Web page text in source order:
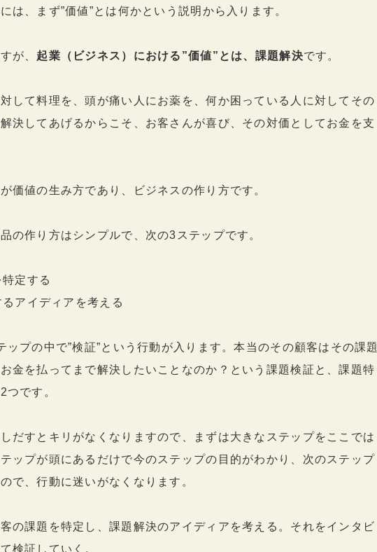
は、まず”価値”とは何かという説明から入ります。
が、 起業（ビジネス）における”価値”とは、課題解決です。
して料理を、頭が痛い人にお薬を、何か困っている人に対してその
決してあげるからこそ、お客さんが喜び、その対価としてお金を支
価値の生み方であり、ビジネスの作り方です。
の作り方はシンプルで、次の3ステップです。
定する
アイディアを考える
ップの中で”検証”という行動が入ります。本当のその顧客はその課題
金を払ってまで解決したいことなのか？という課題検証と、課題特
つです。
だすとキリがなくなりますので、まずは大きなステップをここでは
ップが頭にあるだけで今のステップの目的がわかり、次のステップ
で、行動に迷いがなくなります。
の課題を特定し、課題解決のアイディアを考える。それをインタビ
検証していく。